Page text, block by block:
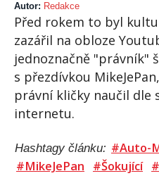
Autor: Redakce
Před rokem to byl
zazářil na obloze
jednoznačně "právník"
s přezdívkou
právní kličky naučil dle
internetu.
Hashtagy článku: #Auto-
#MikeJePan
#Šokující